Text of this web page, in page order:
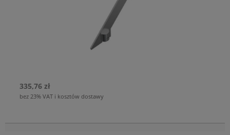
335,76 zł
bez 23% VAT i kosztów dostawy